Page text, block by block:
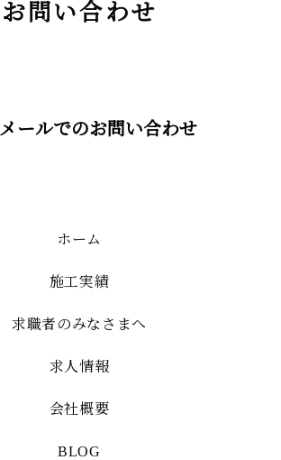
お問い合わせ
メールでのお問い合わせ
ホーム
施工実績
求職者のみなさまへ
求人情報
会社概要
BLOG